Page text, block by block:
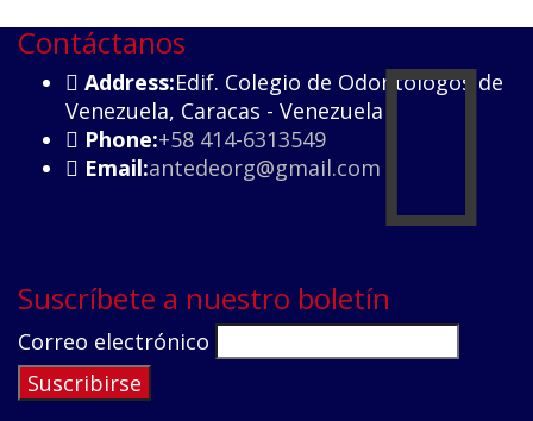
Contáctanos
Address:Edif. Colegio de Odontólogos de
Venezuela, Caracas - Venezuela
Phone:+58 414-6313549
Email:antedeorg@gmail.com
Suscríbete a nuestro boletín
Correo electrónico